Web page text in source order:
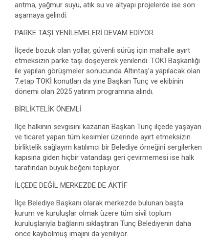
arıtma, yağmur suyu, atık su ve altyapı projelerde ise son
aşamaya gelindi.
PARKE TAŞI YENİLEMELERİ DEVAM EDİYOR
İlçede bozuk olan yollar, güvenli sürüş için mahalle ayırt
etmeksizin parke taşı döşeyerek yenilendi. TOKİ Başkanlığı
ile yapılan görüşmeler sonucunda Altıntaş’a yapılacak olan
7.etap TOKİ konutları da yine Başkan Tunç ve ekibinin
dönemi olan 2025 yatırım programına alındı.
BİRLİKTELİK ÖNEMLİ
İlçe halkının sevgisini kazanan Başkan Tunç ilçede yaşayan
ve ticaret yapan tüm kesimler üzerinde ayırt etmeksizin
birliktelik sağlayım katılımcı bir Belediye örneğini sergilerken
kapısına giden hiçbir vatandaşı geri çevirmemesi ise halk
tarafından büyük beğeni topluyor.
İLÇEDE DEĞİL MERKEZDE DE AKTİF
İlçe Belediye Başkanı olarak merkezde bulunan başta
kurum ve kuruluşlar olmak üzere tüm sivil toplum
kuruluşlarıyla bağlarını sıklaştıran Tunç Belediyenin daha
önce kaybolmuş imajını da yeniliyor.